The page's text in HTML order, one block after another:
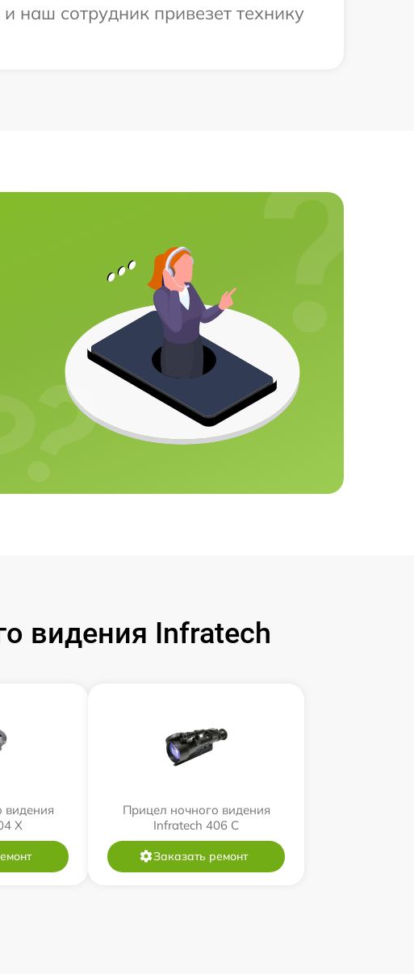
наш сотрудник привезет технику
видения Infratech
видения
Х
Прицел ночного видения
Infratech 406 С
Заказать ремонт